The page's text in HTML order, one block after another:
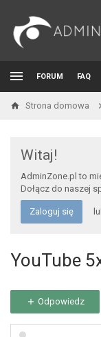
FORUM FAQ
Strona domowa
Witaj!
AdminZone.pl to
Dołącz do naszej
Zaloguj się
YouTube
Odpowiedz